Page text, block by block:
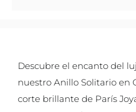
Descubre el encanto del
nuestro Anillo Solitario en
corte brillante de París